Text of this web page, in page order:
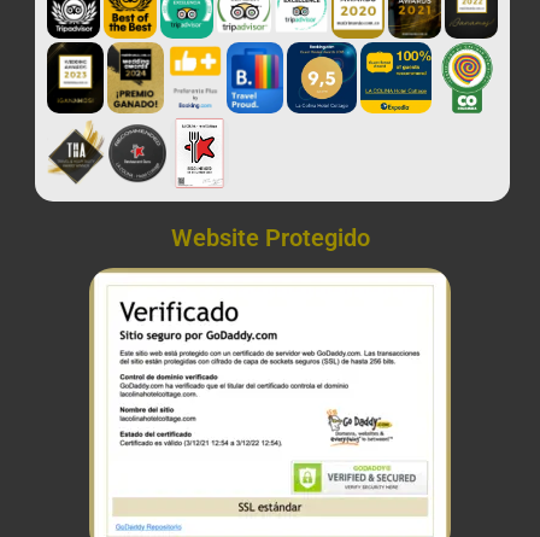
Website Protegido